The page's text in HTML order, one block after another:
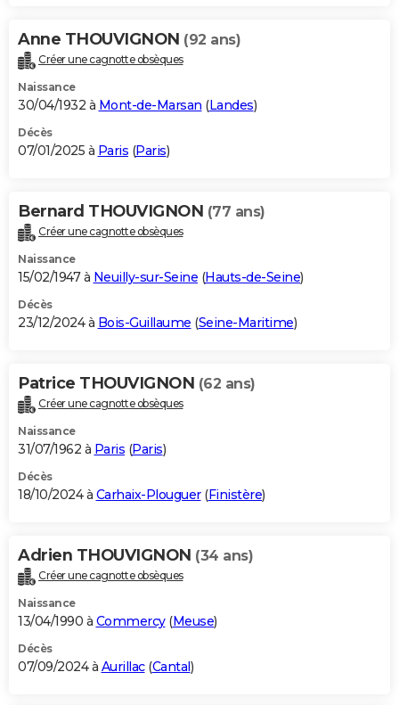
Anne THOUVIGNON (92 ans)
Créer une cagnotte obsèques
Naissance
30/04/1932 à Mont-de-Marsan (Landes)
Décès
07/01/2025 à Paris (Paris)
Bernard THOUVIGNON (77 ans)
Créer une cagnotte obsèques
Naissance
15/02/1947 à Neuilly-sur-Seine (Hauts-de-Seine)
Décès
23/12/2024 à Bois-Guillaume (Seine-Maritime)
Patrice THOUVIGNON (62 ans)
Créer une cagnotte obsèques
Naissance
31/07/1962 à Paris (Paris)
Décès
18/10/2024 à Carhaix-Plouguer(Finistère)
Adrien THOUVIGNON (34 ans)
Créer une cagnotte obsèques
Naissance
13/04/1990 à Commercy(Meuse)
Décès
07/09/2024 à Aurillac(Cantal)